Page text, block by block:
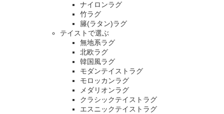
ナイロンラグ
竹ラグ
籐(ラタン)ラグ
テイストで選ぶ
無地系ラグ
北欧ラグ
韓国風ラグ
モダンテイストラグ
モロッカンラグ
メダリオンラグ
クラシックテイストラグ
エスニックテイストラグ